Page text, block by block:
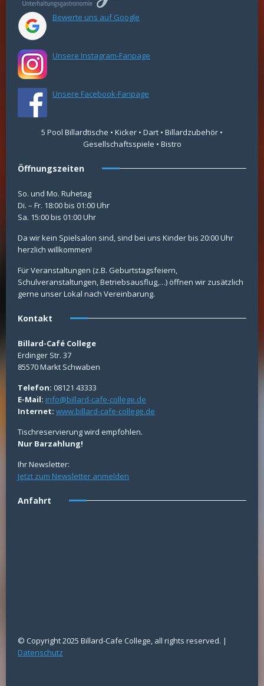
Bewerte uns auf Google
Unsere Instagram-Fanpage
Unsere Facebook-Fanpage
5 Pool Billardtische • Kicker • Dart • Billardzubehör •
Gesellschaftsspiele • Bistro
Öffnungszeiten
So. und Mo. Ruhetag
Di. – Fr. 18:00 bis 01:00 Uhr
Sa. 15:00 bis 01:00 Uhr
Da wir kein Spielsalon sind, sind bei uns Kinder bis 20:00 Uhr
herzlich willkommen!
Für Veranstaltungen (z.B. Geburtstagsfeiern,
Schulveranstaltungen, Betriebsausflug,…) öffnen wir zusätzlich
gerne unser Lokal nach Vereinbarung.
Kontakt
Billard-Café College
Erdinger Str. 37
85570 Markt Schwaben
Telefon: 08121 43333
E-Mail: info@billard-cafe-college.de
Internet: www.billard-cafe-college.de
Tischreservierung wird empfohlen.
Nur Barzahlung!
Ihr Newsletter:
Jetzt zum Newsletter anmelden
Anfahrt
© Copyright 2025 Billard-Cafe College, all rights reserved. |
Datenschutz